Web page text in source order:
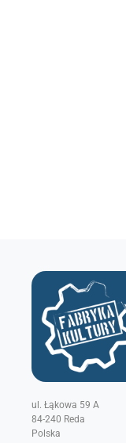
ul. Łąkowa 59 A
84-240 Reda
Polska